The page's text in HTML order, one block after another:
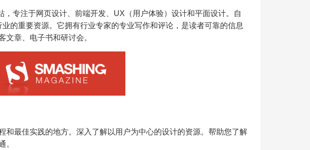
，专注于网页设计、前端开发、UX（用户体验）设计和平面设计。自
的重要资源。它拥有行业专家的专业写作和评论，是读者可靠的信息
文章、电子书和研讨会。
和最佳实践的地方。深入了解以用户为中心的设计的资源。帮助您了解
。